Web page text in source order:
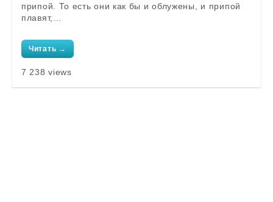
припой. То есть они как бы и облужены, и припой
плавят,…
Читать →
7 238 views